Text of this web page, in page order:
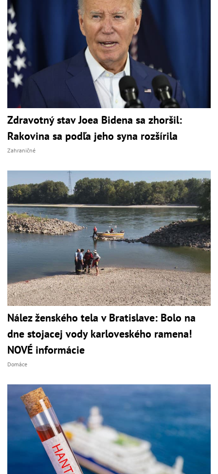
Zdravotný stav Joea Bidena sa zhoršil:
Rakovina sa podľa jeho syna rozšírila
Zahraničné
Nález ženského tela v Bratislave: Bolo na
dne stojacej vody karloveského ramena!
NOVÉ informácie
Domáce